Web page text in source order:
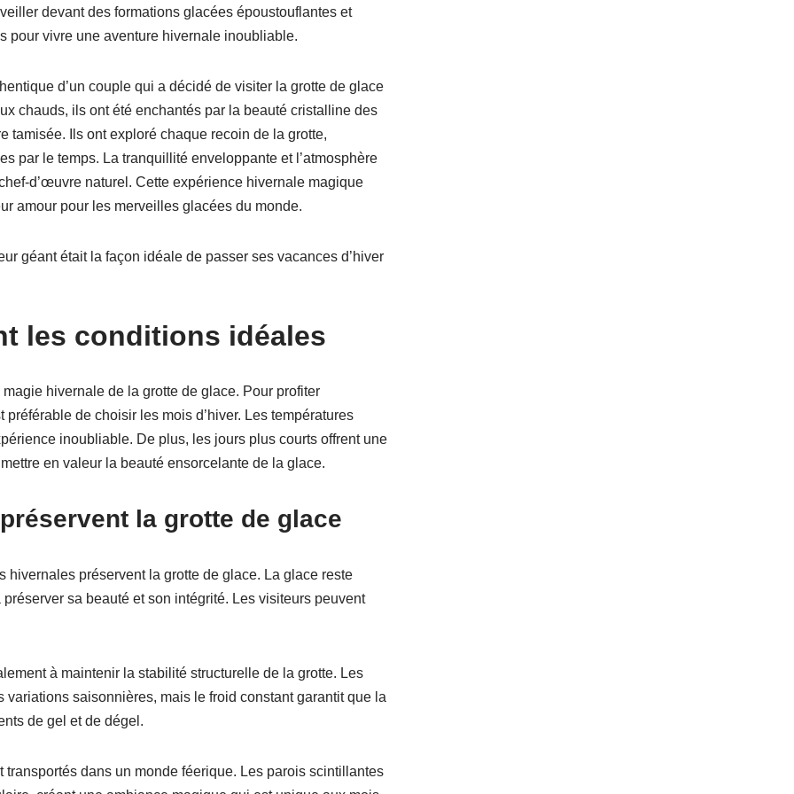
devant des formations glacées époustouflantes et
pour vivre une aventure hivernale inoubliable.
d’un couple qui a décidé de visiter la grotte de glace
chauds, ils ont été enchantés par la beauté cristalline des
tamisée. Ils ont exploré chaque recoin de la grotte,
par le temps. La tranquillité enveloppante et l’atmosphère
d’œuvre naturel. Cette expérience hivernale magique
amour pour les merveilles glacées du monde.
géant était la façon idéale de passer ses vacances d’hiver
les conditions idéales
hivernale de la grotte de glace. Pour profiter
de choisir les mois d’hiver. Les températures
inoubliable. De plus, les jours plus courts offrent une
en valeur la beauté ensorcelante de la glace.
la grotte de glace
préservent la grotte de glace. La glace reste
sa beauté et son intégrité. Les visiteurs peuvent
à maintenir la stabilité structurelle de la grotte. Les
saisonnières, mais le froid constant garantit que la
de gel et de dégel.
dans un monde féerique. Les parois scintillantes